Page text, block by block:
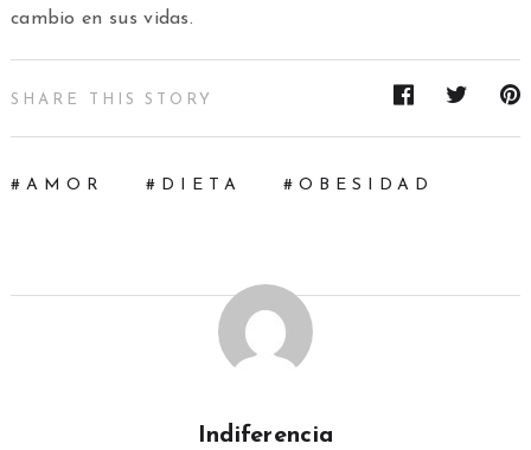
cambio en sus vidas.
SHARE THIS STORY
AMOR DIETA OBESIDAD
Indiferencia